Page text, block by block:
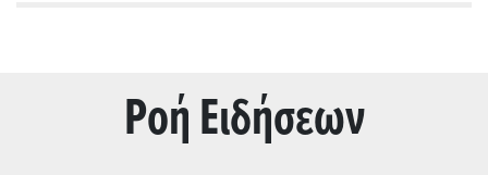
Ρoή Ειδήσεων